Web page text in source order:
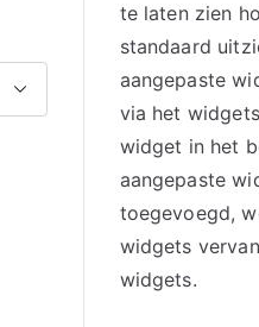
te laten zien
standaard
aangepaste
via het
widget in het
aangepaste
toegevoegd,
widgets
widgets.